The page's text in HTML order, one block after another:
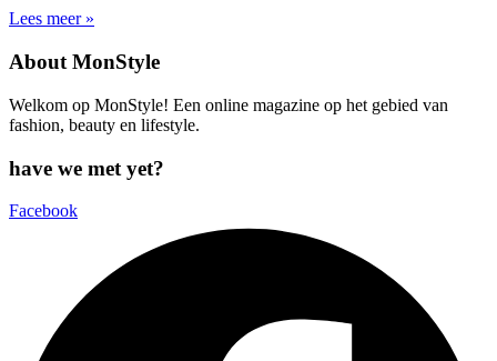
Lees meer »
About MonStyle
Welkom op MonStyle! Een online magazine op het gebied van
fashion, beauty en lifestyle.
have we met yet?
Facebook